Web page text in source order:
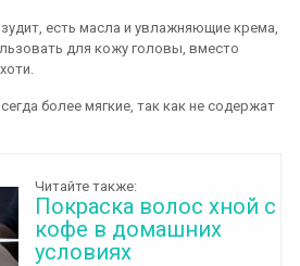
есть масла и увлажняющие крема,
для кожу головы, вместо
более мягкие, так как не содержат
Читайте также:
Покраска волос хной с
кофе в домашних
условиях